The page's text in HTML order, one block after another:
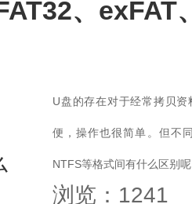
、exFAT
U盘的存在对于经常拷贝
便，操作也很简单。但不
NTFS等格式间有什么区别
浏览：1241